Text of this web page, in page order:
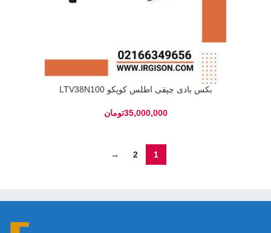
بکس بادی چپقی اطلس کوپکو LTV38N100
تومان
1
2
→